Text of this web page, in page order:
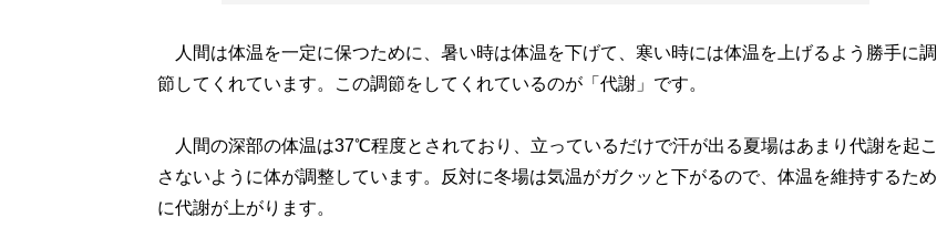
人間は体温を一定に保つために、暑い時は体温を下げて、寒い時には体温を上げるよう勝手に調
節してくれています。この調節をしてくれているのが「代謝」です。
人間の深部の体温は37℃程度とされており、立っているだけで汗が出る夏場はあまり代謝を起こ
さないように体が調整しています。反対に冬場は気温がガクッと下がるので、体温を維持するため
に代謝が上がります。